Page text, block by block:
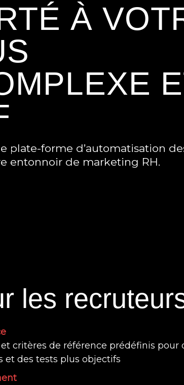
À
plate-forme d’automatisation
entonnoir de marketing RH.
les
critères de référence prédéfinis pour
et des tests plus objectifs